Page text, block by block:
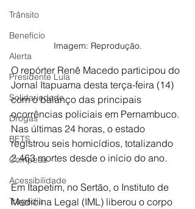
Trânsito
Benefício
Alerta
Presidente Lula
Solidariedade
Drogas
BETS
Compesa
Acessibilidade
Tragédia
Imagem: Reprodução.
O repórter Renê Macedo participou do
Jornal Itapuama desta terça-feira (14)
com o balanço das principais
ocorrências policiais em Pernambuco.
Nas últimas 24 horas, o estado
registrou seis homicídios, totalizando
2.463 mortes desde o início do ano.
Em Itapetim, no Sertão, o Instituto de
Medicina Legal (IML) liberou o corpo